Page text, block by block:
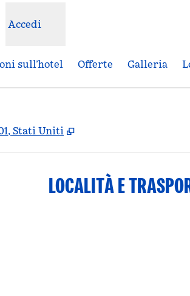
Accedi
sull’hotel Offerte Galleria
Stati Uniti ,
LOCALITÀ E